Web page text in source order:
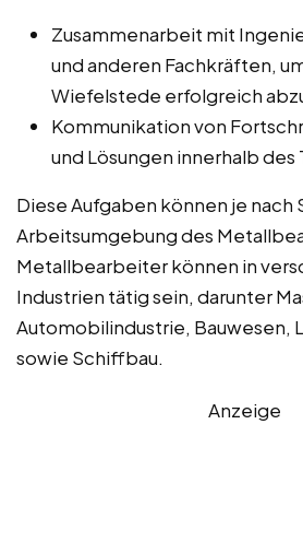
Zusammenarbeit mit
und anderen Fachkräften,
Wiefelstede erfolgreich
Kommunikation von
und Lösungen innerhalb des
Diese Aufgaben können je nach
Arbeitsumgebung des
Metallbearbeiter können in
Industrien tätig sein, darunter
Automobilindustrie, Bauwesen,
sowie Schiffbau.
Anzeige